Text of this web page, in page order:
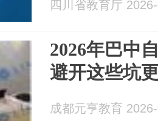
四川省教育厅
2026年巴中
避开这些坑
成都元亨教育